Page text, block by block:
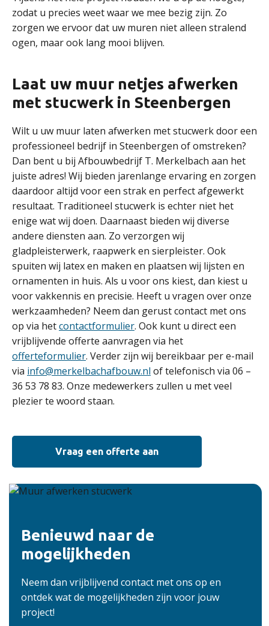
zodat u precies weet waar we mee bezig zijn. Zo
zorgen we ervoor dat uw muren niet alleen stralend
ogen, maar ook lang mooi blijven.
Laat uw muur netjes afwerken
met stucwerk in Steenbergen
Wilt u uw muur laten afwerken met stucwerk door een
professioneel bedrijf in Steenbergen of omstreken?
Dan bent u bij Afbouwbedrijf T. Merkelbach aan het
juiste adres! Wij bieden jarenlange ervaring en zorgen
daardoor altijd voor een strak en perfect afgewerkt
resultaat. Traditioneel stucwerk is echter niet het
enige wat wij doen. Daarnaast bieden wij diverse
andere diensten aan. Zo verzorgen wij
gladpleisterwerk, raapwerk en sierpleister. Ook
spuiten wij latex en maken en plaatsen wij lijsten en
ornamenten in huis. Als u voor ons kiest, dan kiest u
voor vakkennis en precisie. Heeft u vragen over onze
werkzaamheden? Neem dan gerust contact met ons
op via hetcontactformulier. Ook kunt u direct een
vrijblijvende offerte aanvragen via het
offerteformulier. Verder zijn wij bereikbaar per e-mail
via info@merkelbachafbouw.nl of telefonisch via 06 –
36 53 78 83. Onze medewerkers zullen u met veel
plezier te woord staan.
Vraag een offerte aan
Benieuwd naar de
mogelijkheden
Neem dan vrijblijvend contact met ons op en
ontdek wat de mogelijkheden zijn voor jouw
project!